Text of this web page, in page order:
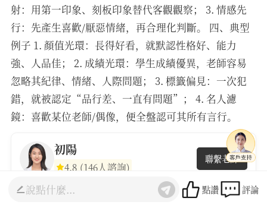
射：用第一印象、刻板印象替代客觀觀察； 3. 情感先
行：先產生喜歡/厭惡情緒，再合理化判斷。 四、典型
例子 1. 顏值光環：長得好看，就默認性格好、能力
強、人品佳； 2. 成績光環：學生成績優異，老師容易
忽略其紀律、情緒、人際問題； 3. 標籤偏見：一次犯
錯，就被認定“品行差、一直有問題”； 4. 名人濾
鏡：喜歡某位老師/偶像，便全盤認可其所有言行。
初陽
4.8 (146人諮詢)
聯繫老師
點讚 評論